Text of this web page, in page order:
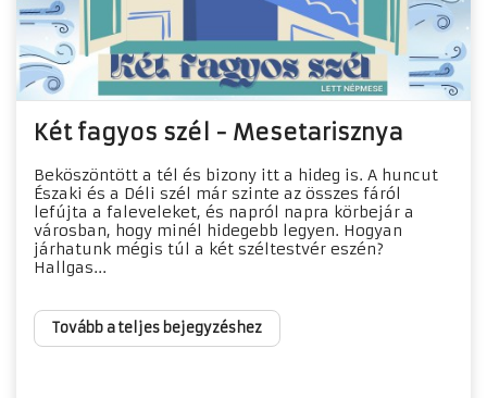
Két fagyos szél - Mesetarisznya
Beköszöntött a tél és bizony itt a hideg is. A huncut
Északi és a Déli szél már szinte az összes fáról
lefújta a faleveleket, és napról napra körbejár a
városban, hogy minél hidegebb legyen. Hogyan
járhatunk mégis túl a két széltestvér eszén?
Hallgas...
Tovább a teljes bejegyzéshez